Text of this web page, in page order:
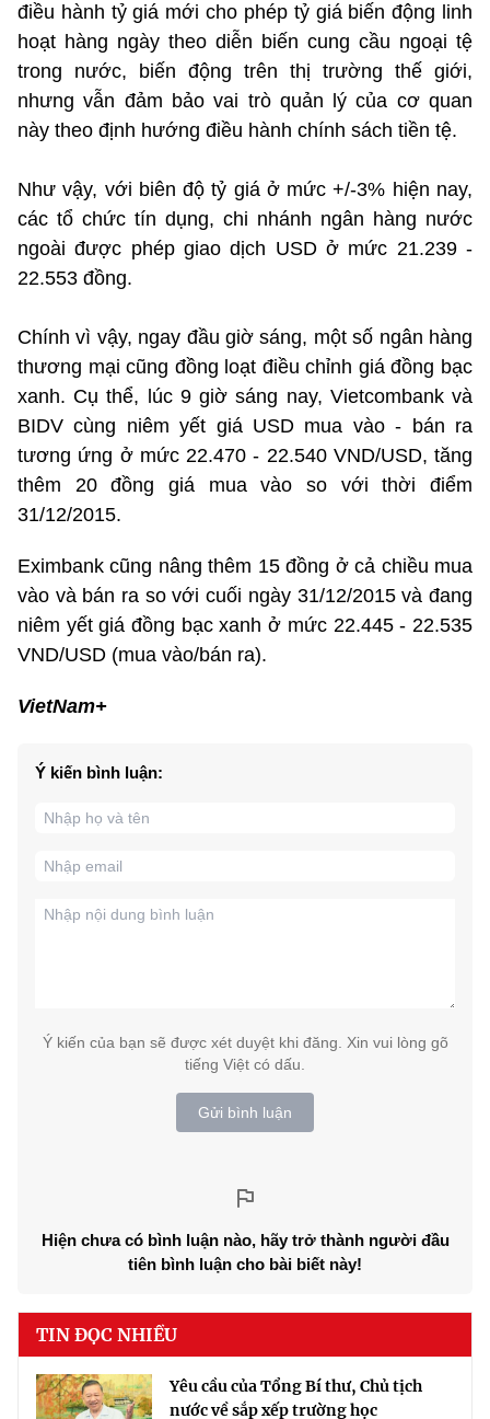
điều hành tỷ giá mới cho phép tỷ giá biến động linh
hoạt hàng ngày theo diễn biến cung cầu ngoại tệ
trong nước, biến động trên thị trường thế giới,
nhưng vẫn đảm bảo vai trò quản lý của cơ quan
này theo định hướng điều hành chính sách tiền tệ.
Như vậy, với biên độ tỷ giá ở mức +/-3% hiện nay,
các tổ chức tín dụng, chi nhánh ngân hàng nước
ngoài được phép giao dịch USD ở mức 21.239 -
22.553 đồng.
Chính vì vậy, ngay đầu giờ sáng, một số ngân hàng
thương mại cũng đồng loạt điều chỉnh giá đồng bạc
xanh. Cụ thể, lúc 9 giờ sáng nay, Vietcombank và
BIDV cùng niêm yết giá USD mua vào - bán ra
tương ứng ở mức 22.470 - 22.540 VND/USD, tăng
thêm 20 đồng giá mua vào so với thời điểm
31/12/2015.
Eximbank cũng nâng thêm 15 đồng ở cả chiều mua
vào và bán ra so với cuối ngày 31/12/2015 và đang
niêm yết giá đồng bạc xanh ở mức 22.445 - 22.535
VND/USD (mua vào/bán ra).
VietNam+
Ý kiến bình luận:
Ý kiến của bạn sẽ được xét duyệt khi đăng. Xin vui lòng gõ
tiếng Việt có dấu.
Gửi bình luận
Hiện chưa có bình luận nào, hãy trở thành người đầu
tiên bình luận cho bài biết này!
TIN ĐỌC NHIỀU
Yêu cầu của Tổng Bí thư, Chủ tịch
nước về sắp xếp trường học